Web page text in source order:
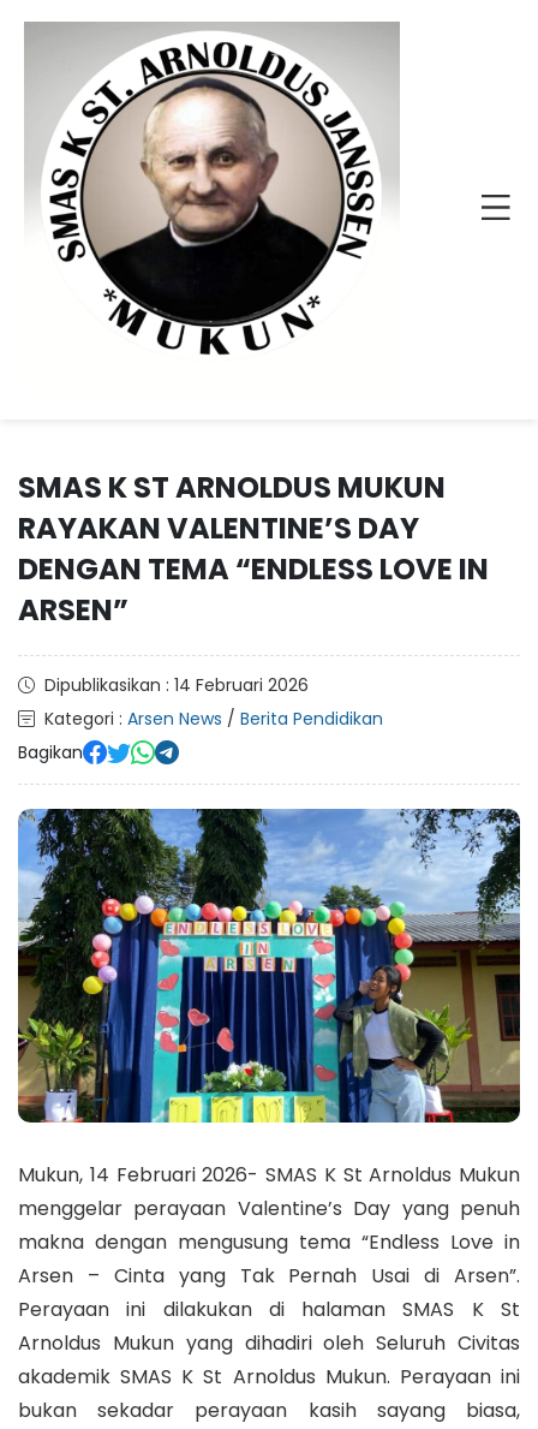
SMAS K ST ARNOLDUS MUKUN
RAYAKAN VALENTINE’S DAY
DENGAN TEMA “ENDLESS LOVE IN
ARSEN”
Dipublikasikan : 14 Februari 2026
Kategori : Arsen News / Berita Pendidikan
Bagikan
Mukun, 14 Februari 2026- SMAS K St Arnoldus Mukun
menggelar perayaan Valentine’s Day yang penuh
makna dengan mengusung tema “Endless Love in
Arsen – Cinta yang Tak Pernah Usai di Arsen”.
Perayaan ini dilakukan di halaman SMAS K St
Arnoldus Mukun yang dihadiri oleh Seluruh Civitas
akademik SMAS K St Arnoldus Mukun. Perayaan ini
bukan sekadar perayaan kasih sayang biasa,